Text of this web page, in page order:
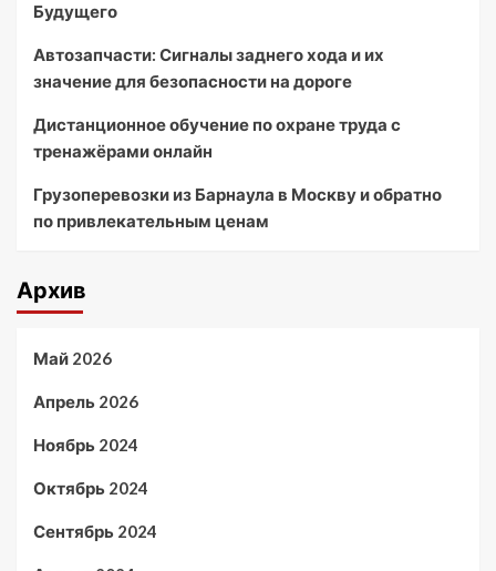
Будущего
Автозапчасти: Сигналы заднего хода и их
значение для безопасности на дороге
Дистанционное обучение по охране труда с
тренажёрами онлайн
Грузоперевозки из Барнаула в Москву и обратно
по привлекательным ценам
Архив
Май 2026
Апрель 2026
Ноябрь 2024
Октябрь 2024
Сентябрь 2024